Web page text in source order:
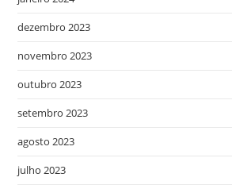
dezembro 2023
novembro 2023
outubro 2023
setembro 2023
agosto 2023
julho 2023